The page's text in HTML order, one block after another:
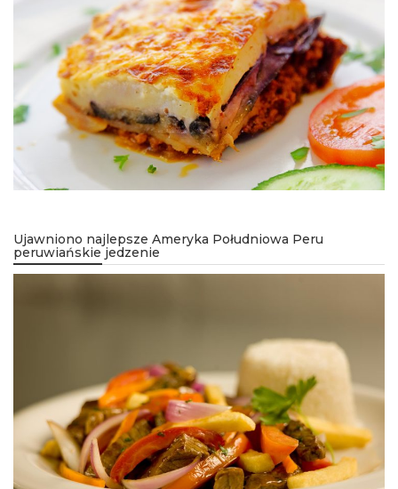
Ujawniono najlepsze Ameryka Południowa Peru
peruwiańskie jedzenie